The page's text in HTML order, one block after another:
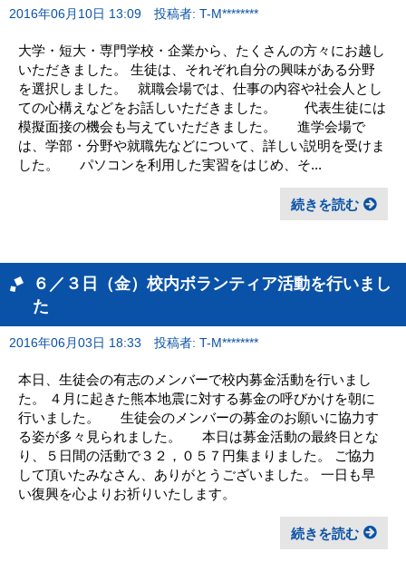
2016年06月10日 13:09 投稿者: T-M********
大学・短大・専門学校・企業から、たくさんの方々にお越し
いただきました。 生徒は、それぞれ自分の興味がある分野
を選択しました。 就職会場では、仕事の内容や社会人とし
ての心構えなどをお話しいただきました。 代表生徒には
模擬面接の機会も与えていただきました。 進学会場で
は、学部・分野や就職先などについて、詳しい説明を受けま
した。 パソコンを利用した実習をはじめ、そ...
続きを読む
６／３日（金）校内ボランティア活動を行いまし
た
2016年06月03日 18:33 投稿者: T-M********
本日、生徒会の有志のメンバーで校内募金活動を行いまし
た。 ４月に起きた熊本地震に対する募金の呼びかけを朝に
行いました。 生徒会のメンバーの募金のお願いに協力す
る姿が多々見られました。 本日は募金活動の最終日とな
り、５日間の活動で３２，０５７円集まりました。 ご協力
して頂いたみなさん、ありがとうございました。 一日も早
い復興を心よりお祈りいたします。
続きを読む